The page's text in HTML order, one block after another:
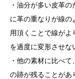
・油分が多い皮革
に革の重なりが線の
用頂くことで線が
を過度に変形させな
・他の素材に比べ
の跡が残ることがあ